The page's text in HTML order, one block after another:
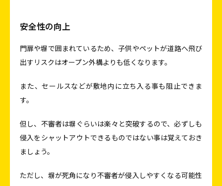
安全性の向上
門扉や塀で囲まれているため、子供やペットが道路へ飛び
出すリスクはオープン外構よりも低くなります。
また、セールスなどが敷地内に立ち入る事も阻止できま
す。
但し、不審者は塀ぐらいは楽々と突破するので、必ずしも
侵入をシャットアウトできるものではない事は覚えておき
ましょう。
ただし、塀が死角になり不審者が侵入しやすくなる可能性